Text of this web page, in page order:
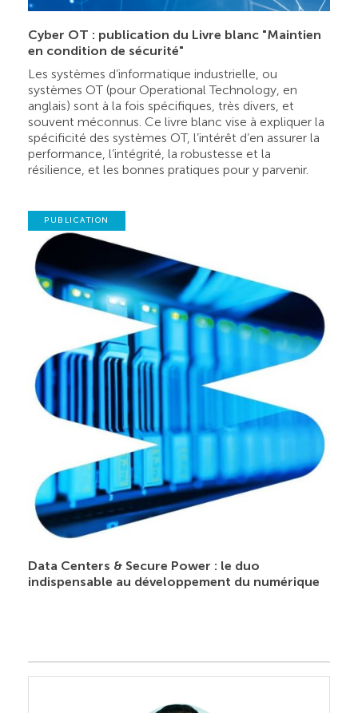
Cyber OT : publication du Livre blanc "Maintien
en condition de sécurité"
Les systèmes d’informatique industrielle, ou
systèmes OT (pour Operational Technology, en
anglais) sont à la fois spécifiques, très divers, et
souvent méconnus. Ce livre blanc vise à expliquer la
spécificité des systèmes OT, l’intérêt d’en assurer la
performance, l’intégrité, la robustesse et la
résilience, et les bonnes pratiques pour y parvenir.
PUBLICATION
Data Centers & Secure Power : le duo
indispensable au développement du numérique